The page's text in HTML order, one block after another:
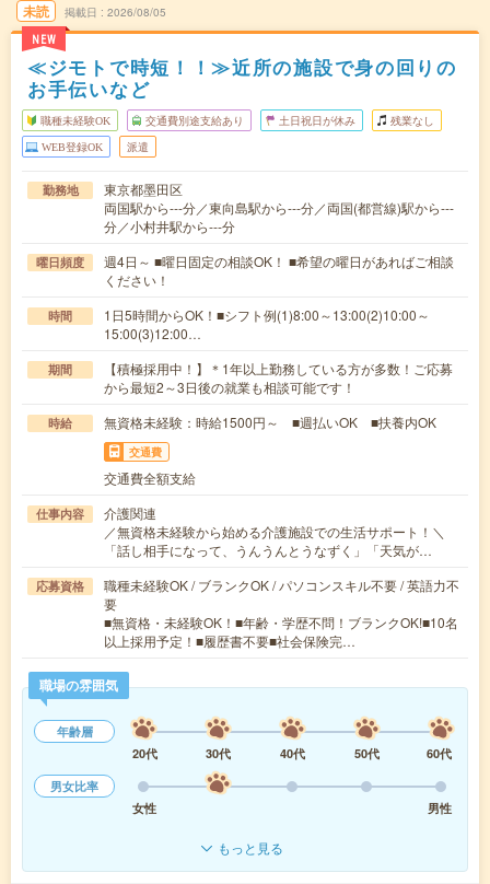
未読
NEW
掲載日 2026/08/05
≪ジモトで時短！！≫近所の施設で身の回りの
お手伝いなど
職種未経験OK 交通費別途支給あり 土日祝日が休み 残業なし
WEB登録OK 派遣
勤務地
東京都墨田区
両国駅から---分／東向島駅から---分／両国(都営線)駅から---
分／小村井駅から---分
曜日頻度
週4日～ ■曜日固定の相談OK！ ■希望の曜日があればご相談
ください！
時間
1日5時間からOK！■シフト例(1)8:00～13:00(2)10:00～
15:00(3)12:00…
期間
【積極採用中！】＊1年以上勤務している方が多数！ご応募
から最短2～3日後の就業も相談可能です！
時給 無資格未経験：時給1500円～ ■週払いOK ■扶養内OK
交通費
交通費全額支給
仕事内容
介護関連
／無資格未経験から始める介護施設での生活サポート！＼
「話し相手になって、うんうんとうなずく」「天気が…
応募資格
職種未経験OK / ブランクOK / パソコンスキル不要 / 英語力不
要
■無資格・未経験OK！■年齢・学歴不問！ブランクOK!■10名
以上採用予定！■履歴書不要■社会保険完…
職場の雰囲気
年齢層
20代
30代 40代 50代
60代
男女比率
女性
男性
もっと見る